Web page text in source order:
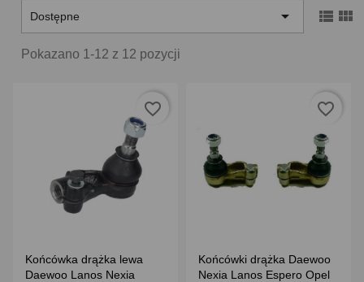
Dostępne   
Pokazano 1-12 z 12 pozycji
Końcówka drążka lewa
Daewoo Lanos Nexia
favorite_border
Końcówki drążka Daewoo
Nexia Lanos Espero Opel
favorite_border